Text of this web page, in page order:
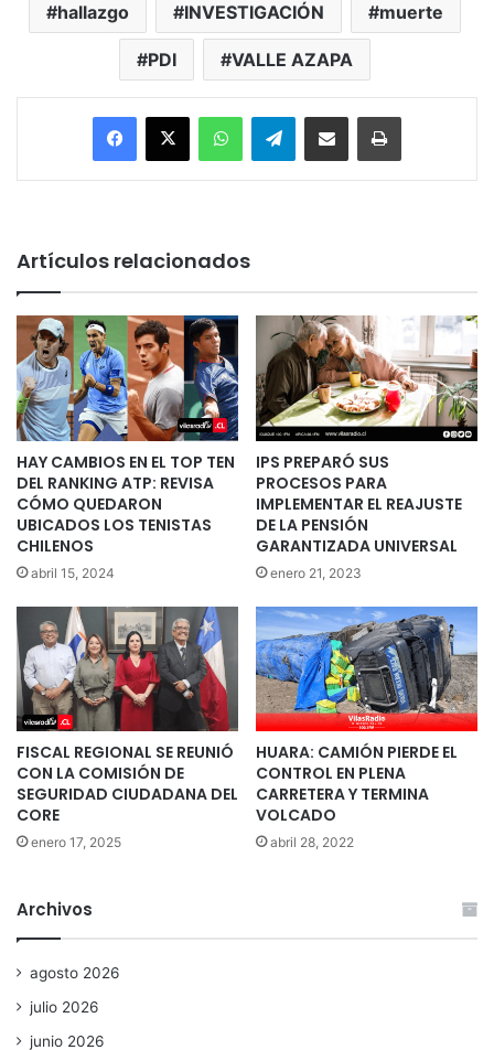
hallazgo INVESTIGACIÓN muerte
PDI VALLE AZAPA
Facebook
X WhatsAppTelegramEnviar vía email Imprimir
Artículos relacionados
HAY CAMBIOS EN EL TOP TEN
DEL RANKING ATP: REVISA
CÓMO QUEDARON
UBICADOS LOS TENISTAS
CHILENOS
abril 15, 2024
IPS PREPARÓ SUS
PROCESOS PARA
IMPLEMENTAR EL REAJUSTE
DE LA PENSIÓN
GARANTIZADA UNIVERSAL
enero 21, 2023
FISCAL REGIONAL SE REUNIÓ
CON LA COMISIÓN DE
SEGURIDAD CIUDADANA DEL
CORE
enero 17, 2025
HUARA: CAMIÓN PIERDE EL
CONTROL EN PLENA
CARRETERA Y TERMINA
VOLCADO
abril 28, 2022
Archivos
agosto 2026
julio 2026
junio 2026